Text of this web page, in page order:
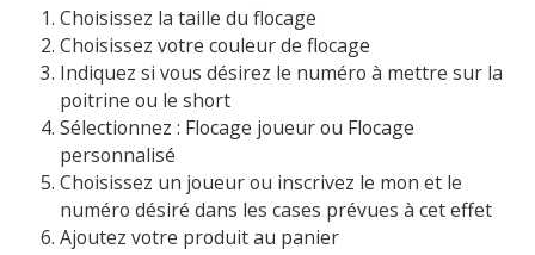
Choisissez la taille du flocage
Choisissez votre couleur de flocage
Indiquez si vous désirez le numéro à mettre sur la
poitrine ou le short
Sélectionnez : Flocage joueur ou Flocage
personnalisé
Choisissez un joueur ou inscrivez le mon et le
numéro désiré dans les cases prévues à cet effet
Ajoutez votre produit au panier